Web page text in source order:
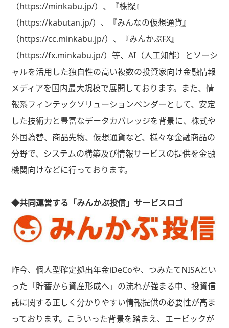
（https://minkabu.jp/）、『株探』
（https://kabutan.jp/）、『みんなの仮想通貨』
（https://cc.minkabu.jp/）、『みんかぶFX』
（https://fx.minkabu.jp/）等、AI（人工知能）とソーシ
ャルを活用した独自性の高い複数の投資家向け金融情報
メディアを国内最大規模で展開しております。また、情
報系フィンテックソリューションベンダーとして、安定
した技術力と豊富なデータカバレッジを背景に、株式や
外国為替、商品先物、仮想通貨など、様々な金融商品の
分野で、システムの構築及び情報サービスの提供を金融
機関向けなどに行っております。
◆共同運営する「みんかぶ投信」サービスロゴ
昨今、個人型確定拠出年金iDeCoや、つみたてNISAとい
った「貯蓄から資産形成へ」の流れが強まる中、投資信
託に関する正しく分かりやすい情報提供の必要性が高ま
っております。こういった背景を踏まえ、エービックが